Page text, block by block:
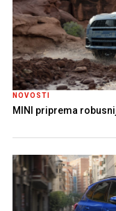
NOVOSTI
MINI priprema